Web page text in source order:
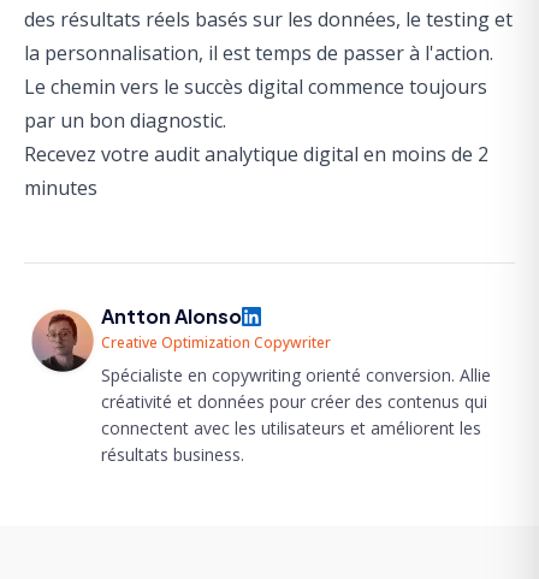
des résultats réels basés sur les données, le testing et
la personnalisation, il est temps de passer à l'action.
Le chemin vers le succès digital commence toujours
par un bon diagnostic.
Recevez votre audit analytique digital en moins de 2
minutes
Antton Alonso
Creative Optimization Copywriter
Spécialiste en copywriting orienté conversion. Allie
créativité et données pour créer des contenus qui
connectent avec les utilisateurs et améliorent les
résultats business.